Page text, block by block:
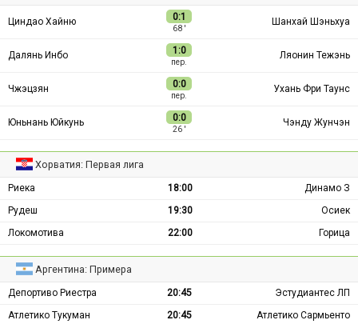
Циндао Хайню 0:1
68 ′
Шанхай Шэньхуа
Далянь Инбо 1:0
пер.
Ляонин Тежэнь
Чжэцзян 0:0
пер.
Ухань Фри Таунс
Юньнань Юйкунь 0:0
26 ′
Чэнду Жунчэн
Хорватия: Первая лига
Риека 18:00
Динамо З
Рудеш
19:30
Осиек
Локомотива
22:00 Горица
Аргентина: Примера
Депортиво Риестра 20:45
Эстудиантес ЛП
Атлетико Тукуман
20:45
Атлетико Сармьенто